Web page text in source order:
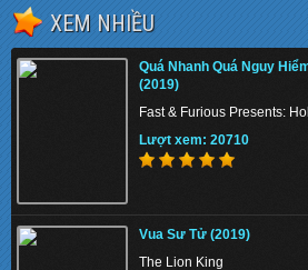
The Tiger Rising 2022 -
Lượt xem: 137012
The Union 2024 - Liên
Lượt xem: 152529
XEM NHIỀU
Quá Nhanh Quá Nguy
(2019)
Fast & Furious Presents:
Lượt xem: 20710
Vua Sư Tử (2019)
The Lion King